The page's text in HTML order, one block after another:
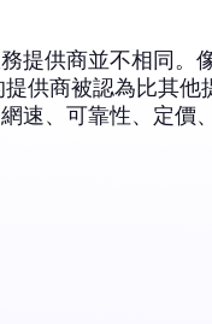
提供商並不相同
供商被認為比其他
速、可靠性、定價